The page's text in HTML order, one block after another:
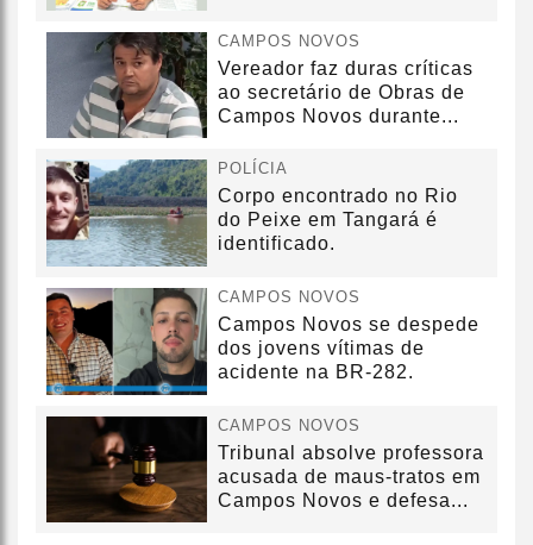
CAMPOS NOVOS
Vereador faz duras críticas
ao secretário de Obras de
Campos Novos durante...
POLÍCIA
Corpo encontrado no Rio
do Peixe em Tangará é
identificado.
CAMPOS NOVOS
Campos Novos se despede
dos jovens vítimas de
acidente na BR-282.
CAMPOS NOVOS
Tribunal absolve professora
acusada de maus-tratos em
Campos Novos e defesa...